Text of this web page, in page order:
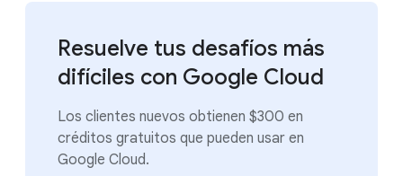
Resuelve tus desafíos más
difíciles con Google Cloud
Los clientes nuevos obtienen $300 en
créditos gratuitos que pueden usar en
Google Cloud.